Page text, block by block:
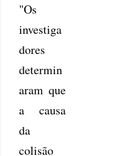
"Os
investiga
dores
determin
aram que
a causa
da
colisão